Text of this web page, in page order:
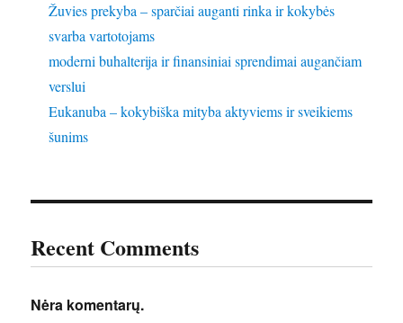
Žuvies prekyba – sparčiai auganti rinka ir kokybės
svarba vartotojams
moderni buhalterija ir finansiniai sprendimai augančiam
verslui
Eukanuba – kokybiška mityba aktyviems ir sveikiems
šunims
Recent Comments
Nėra komentarų.